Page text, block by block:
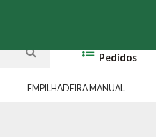
Pedidos
EMPILHADEIRA MANUAL